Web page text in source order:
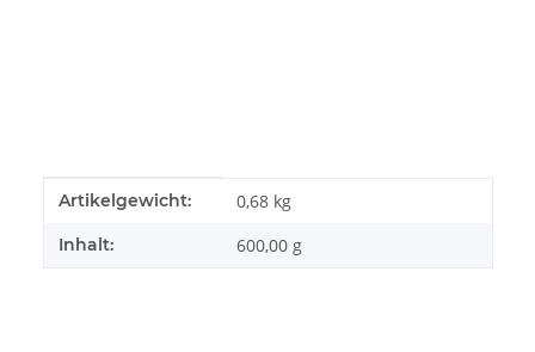
Produkteigenschaft
Wert
Artikelgewicht: 0,68 kg
Inhalt: 600,00 g